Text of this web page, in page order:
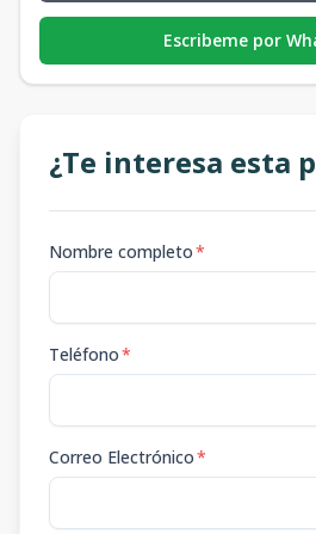
Escribeme por
¿Te interesa esta
Nombre completo*
Teléfono*
Correo Electrónico*